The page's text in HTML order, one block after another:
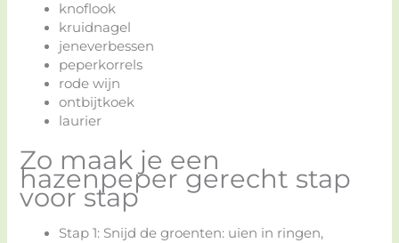
knoflook
kruidnagel
jeneverbessen
peperkorrels
rode wijn
ontbijtkoek
laurier
Zo maak je een
hazenpeper gerecht stap
voor stap
Stap 1: Snijd de groenten: uien in ringen,